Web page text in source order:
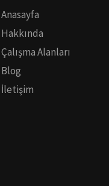
Anasayfa
Hakkında
Çalışma Alanları
Blog
İletişim